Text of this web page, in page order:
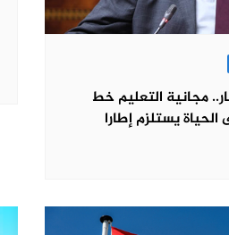
مجانية التعليم خط
يستلزم إطارا